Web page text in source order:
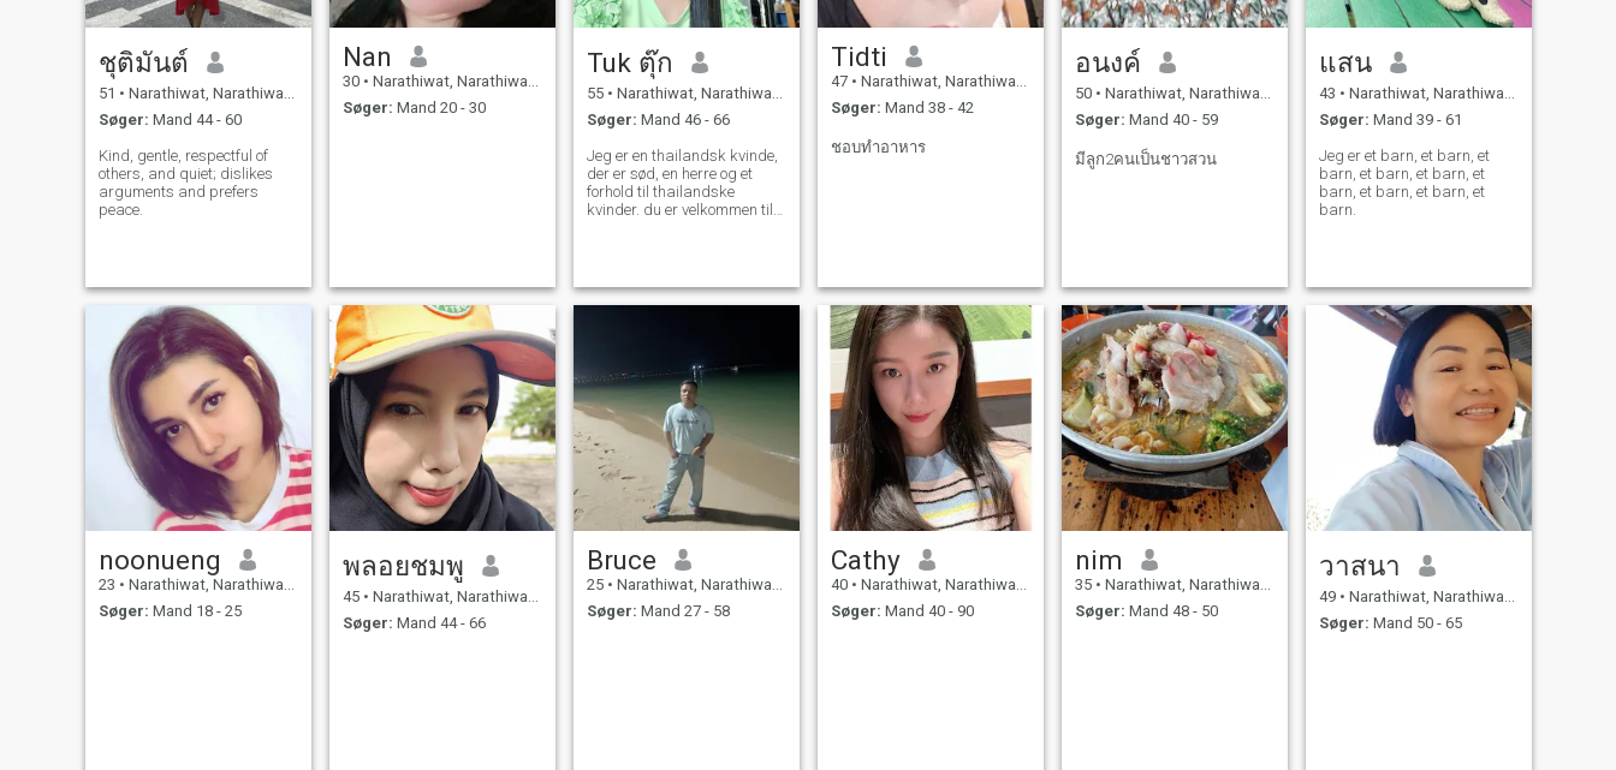
ชุติมันต์
51 • Narathiwat, Narathiwat, Thailand
Søger: Mand 44 - 60
Kind, gentle, respectful of
others, and quiet; dislikes
arguments and prefers
peace.
Nan
30 • Narathiwat, Narathiwat, Thailand
Søger: Mand 20 - 30
Tuk ตุ๊ก
55 • Narathiwat, Narathiwat, Thailand
Søger: Mand 46 - 66
Jeg er en thailandsk kvinde,
der er sød, en herre og et
forhold til thailandske
kvinder. du er velkommen til
Tidti
47 • Narathiwat, Narathiwat, Thailand
Søger: Mand 38 - 42
ชอบทำอาหาร
อนงค์
50 • Narathiwat, Narathiwat, Thailand
Søger: Mand 40 - 59
มีลูก2คนเป็นชาวสวน
แสน
43 • Narathiwat, Narathiwat, Thailand
Søger: Mand 39 - 61
Jeg er et barn, et barn, et
barn, et barn, et barn, et
barn, et barn, et barn, et
barn.
noonueng
23 • Narathiwat, Narathiwat, Thailand
Søger: Mand 18 - 25
พลอยชมพู
45 • Narathiwat, Narathiwat, Thailand
Søger: Mand 44 - 66
Bruce
25 • Narathiwat, Narathiwat, Thailand
Søger: Mand 27 - 58
Cathy
40 • Narathiwat, Narathiwat, Thailand
Søger: Mand 40 - 90
nim
35 • Narathiwat, Narathiwat, Thailand
Søger: Mand 48 - 50
วาสนา
49 • Narathiwat, Narathiwat, Thailand
Søger: Mand 50 - 65